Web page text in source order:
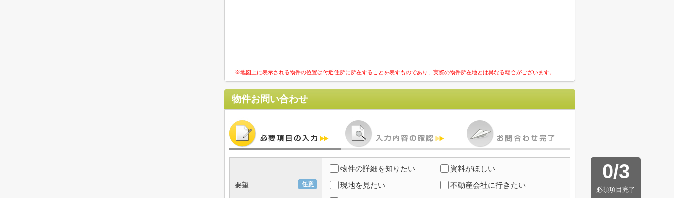
※地図上に表示される物件の位置は付近住所に所在することを表すものであり、実際の物件所在地とは異なる場合がございます。
物件お問い合わせ
0/3
必須項目完了
任意
要望
物件の詳細を知りたい
資料がほしい
現地を見たい
不動産会社に行きたい